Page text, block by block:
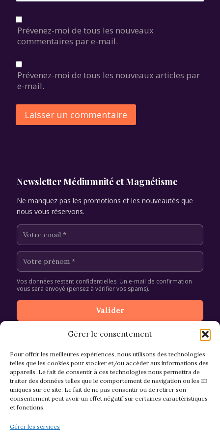
Gérer le consentement
Pour offrir les meilleures expériences, nous utilisons des technologies
telles que les cookies pour stocker et/ou accéder aux informations des
appareils. Le fait de consentir à ces technologies nous permettra de
traiter des données telles que le comportement de navigation ou les ID
uniques sur ce site. Le fait de ne pas consentir ou de retirer son
consentement peut avoir un effet négatif sur certaines caractéristiques
et fonctions.
Gérer les services
Prévenez-moi de tous les nouveaux
commentaires par e-mail.
Prévenez-moi de tous les nouveaux articles par
e-mail.
Newsletter Médiumnité et Magnétisme
Ne manquez pas les promotions et les nouveautés que
nous vous réservons.
Vos données restent confidentielles. Un e-mail de confirmation
vous sera envoyé (pensez à vérifier vos spams).
CGV et Retours